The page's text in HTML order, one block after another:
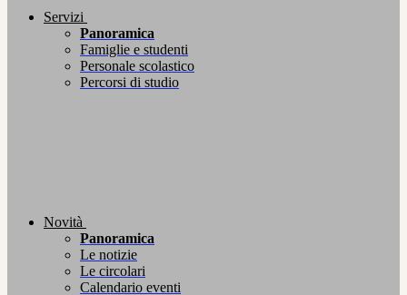
Servizi
Panoramica
Famiglie e studenti
Personale scolastico
Percorsi di studio
Novità
Panoramica
Le notizie
Le circolari
Calendario eventi